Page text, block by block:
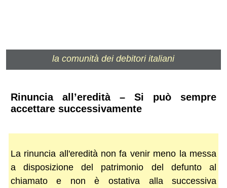
la comunità dei debitori italiani
Rinuncia all’eredità – Si può sempre
accettare successivamente
La rinuncia all'eredità non fa venir meno la messa
a disposizione del patrimonio del defunto al
chiamato e non è ostativa alla successiva